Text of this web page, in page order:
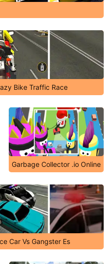
Bike Traffic Race
Garbage Collector .io Online
Car Vs Gangster Es